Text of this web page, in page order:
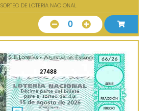
SORTEO DE LOTERIA NACIONAL
0
27488